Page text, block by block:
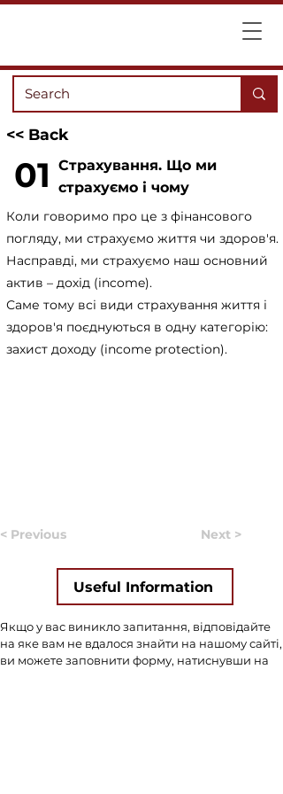
<< Back
01
Страхування. Що ми
страхуємо і чому
Коли говоримо про це з фінансового
погляду, ми страхуємо життя чи здоров'я.
Насправді, ми страхуємо наш основний
актив – дохід (income).
Саме тому всі види страхування життя і
здоров'я поєднуються в одну категорію:
захист доходу (income protection).
< Previous Next >
Useful Information
Якщо у вас виникло запитання, відповідайте
на яке вам не вдалося знайти на нашому сайті,
ви можете заповнити форму, натиснувши на